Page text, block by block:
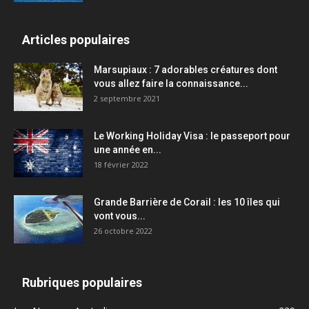
Articles populaires
Marsupiaux : 7 adorables créatures dont
vous allez faire la connaissance...
2 septembre 2021
Le Working Holiday Visa : le passeport pour
une année en...
18 février 2022
Grande Barrière de Corail : les 10 îles qui
vont vous...
26 octobre 2022
Rubriques populaires